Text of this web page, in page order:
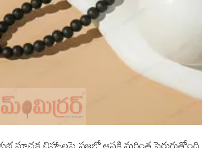
సూచక చిహ్నాలపై ప్రజల్లో ఆసక్తి మరింత పెరుగుతోంది.